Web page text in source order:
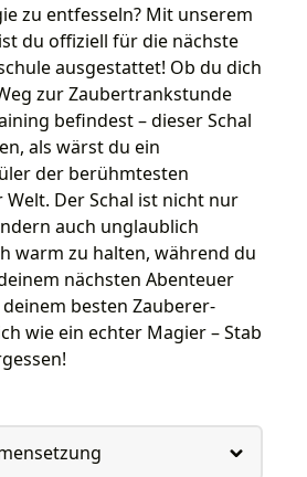
zu entfesseln? Mit unserem
du offiziell für die nächste
ausgestattet! Ob du dich
zur Zaubertrankstunde
befindest – dieser Schal
als wärst du ein
der berühmtesten
Der Schal ist nicht nur
auch unglaublich
warm zu halten, während du
nächsten Abenteuer
besten Zauberer-
wie ein echter Magier – Stab